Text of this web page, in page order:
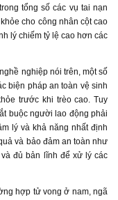
tổng số các vụ tai nạn
cho công nhân cột cao
lý chiếm tỷ lệ cao hơn các
nghiệp nói trên, một số
biện pháp an toàn vệ sinh
trước khi trèo cao. Tuy
buộc người lao động phải
lý và khả năng nhất định
và bảo đảm an toàn như
đủ bản lĩnh để xử lý các
hợp tử vong ở nam, ngã